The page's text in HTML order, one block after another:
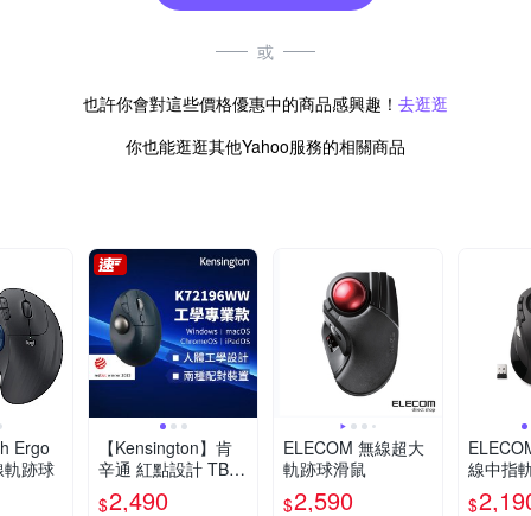
或
也許你會對這些價格優惠中的商品感興趣！ 去逛逛
你也能逛逛其他Yahoo服務的相關商品
Ergo
跡球
【Kensington】肯
辛通 紅點設計 TB55
0人體工學無線拇指
$2,490
ELECOM 無線超大
軌跡球滑鼠
$2,590
線中指
$